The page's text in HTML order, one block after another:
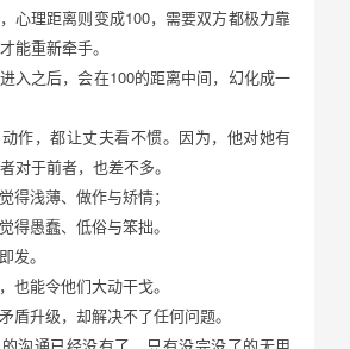
心理距离则变成100，需要双方都极力靠
能重新牵手。
入之后，会在100的距离中间，幻化成一
作，都让丈夫看不惯。因为，他对她有
对于前者，也差不多。
得浅薄、做作与矫情；
得愚蠢、低俗与笨拙。
发。
也能令他们大动干戈。
盾升级，却解决不了任何问题。
沟通已经没有了，只有没完没了的无用